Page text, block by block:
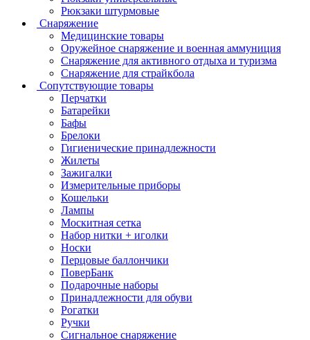
Рюкзаки штурмовые
Снаряжение
Медицинские товары
Оружейное снаряжение и военная аммуниция
Снаряжение для активного отдыха и туризма
Снаряжение для страйкбола
Сопутствующие товары
Перчатки
Батарейки
Бафы
Брелоки
Гигиенические принадлежности
Жилеты
Зажигалки
Измерительные приборы
Кошельки
Лампы
Москитная сетка
Набор нитки + иголки
Носки
Перцовые баллончики
ПоверБанк
Подарочные наборы
Принадлежности для обуви
Рогатки
Ручки
Сигнальное снаряжение